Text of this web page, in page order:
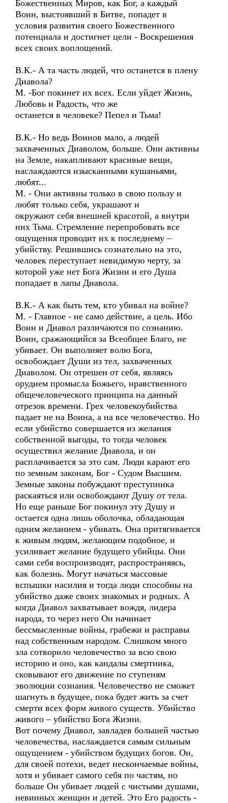
Божественных Миров, как Бог, а каждый
Воин, выстоявший в Битве, попадет в
условия развития своего Божественного
потенциала и достигнет цели - Воскрешения
всех своих воплощений.
В.К.- А та часть людей, что останется в плену
Диавола?
М. -Бог покинет их всех. Если уйдет Жизнь,
Любовь и Радость, что же
останется в человеке? Пепел и Тьма!
В.К.- Но ведь Воинов мало, а людей
захваченных Диаволом, больше. Они активны
на Земле, накапливают красивые вещи,
наслаждаются изысканными кушаньями,
любят...
М. - Они активны только в свою пользу и
любят только себя, украшают и
окружают себя внешней красотой, а внутри
них Тьма. Стремление перепробовать все
ощущения проводит их к последнему –
убийству. Решившись сознательно на это,
человек переступает невидимую черту, за
которой уже нет Бога Жизни и его Душа
попадает в лапы Диавола.
В.К.- А как быть тем, кто убивал на войне?
М. - Главное - не само действие, а цель. Ибо
Воин и Диавол различаются по сознанию.
Воин, сражающийся за Всеобщее Благо, не
убивает. Он выполняет волю Бога,
освобождает Души из тел, захваченных
Диаволом. Он отрешен от себя, являясь
орудием промысла Божьего, нравственного
общечеловеческого принципа на данный
отрезок времени. Грех человекоубийства
падает не на Воина, а на все человечество. Но
если убийство совершается из желания
собственной выгоды, то тогда человек
осуществил желание Диавола, и он
расплачивается за это сам. Люди карают его
по земным законам, Бог - Судом Высшим.
Земные законы побуждают преступника
раскаяться или освобождают Душу от тела.
Но еще раньше Бог покинул эту Душу и
остается одна лишь оболочка, обладающая
одним желанием - убивать. Она притягивается
к живым людям, желающим подобное, и
усиливает желание будущего убийцы. Они
сами себя воспроизводят, распространяясь,
как болезнь. Могут начаться массовые
вспышки насилия и тогда люди способны на
убийство даже своих знакомых и родных. А
когда Диавол захватывает вождя, лидера
народа, то через него Он начинает
бессмысленные войны, грабежи и расправы
над собственным народом. Слишком много
зла сотворило человечество за всю свою
историю и оно, как кандалы смертника,
сковывают его движение по ступеням
эволюции сознания. Человечество не сможет
шагнуть в будущее, пока будет жить за счет
смерти всех форм живого существ. Убийство
живого – убийство Бога Жизни.
Вот почему Диавол, завладев большей частью
человечества, наслаждается самым сильным
ощущением - убийством будущих богов. Он,
для своей потехи, ведет нескончаемые войны,
хотя и убивает самого себя по частям, но
больше Он убивает людей с чистыми душами,
невинных женщин и детей. Это Его радость -